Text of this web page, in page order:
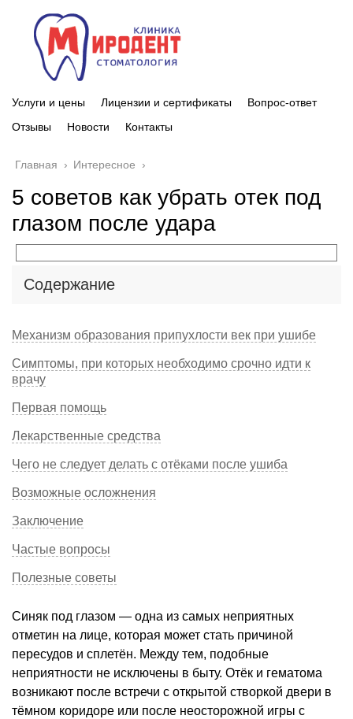
Услуги и цены Лицензии и сертификаты
Вопрос-ответ
Отзывы
Новости Контакты
Главная › Интересное ›
5 советов как убрать отек под
глазом после удара
Содержание
Механизм образования припухлости век при ушибе
Симптомы, при которых необходимо срочно идти к
врачу
Первая помощь
Лекарственные средства
Чего не следует делать с отёками после ушиба
Возможные осложнения
Заключение
Частые вопросы
Полезные советы
Синяк под глазом — одна из самых неприятных
отметин на лице, которая может стать причиной
пересудов и сплетён. Между тем, подобные
неприятности не исключены в быту. Отёк и гематома
возникают после встречи с открытой створкой двери в
тёмном коридоре или после неосторожной игры с